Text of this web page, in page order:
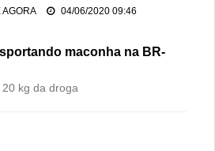
de importunação sexual e invasão
AGORA 04/06/2020 09:46
maconha na BR-
kg da droga